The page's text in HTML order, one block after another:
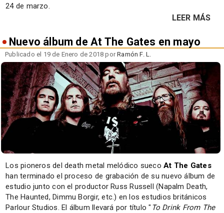
24 de marzo.
LEER MÁS
Nuevo álbum de At The Gates en mayo
Publicado el 19 de Enero de 2018 porRamón F. L.
Los pioneros del death metal melódico suecoAt The Gates
han terminado el proceso de grabación de su nuevo álbum de
estudio junto con el productor Russ Russell (Napalm Death,
The Haunted, Dimmu Borgir, etc.) en los estudios británicos
Parlour Studios. El álbum llevará por título " To Drink From The